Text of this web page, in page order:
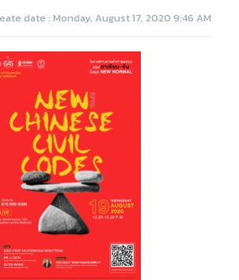
date : Monday, August 17, 2020 9:46 AM